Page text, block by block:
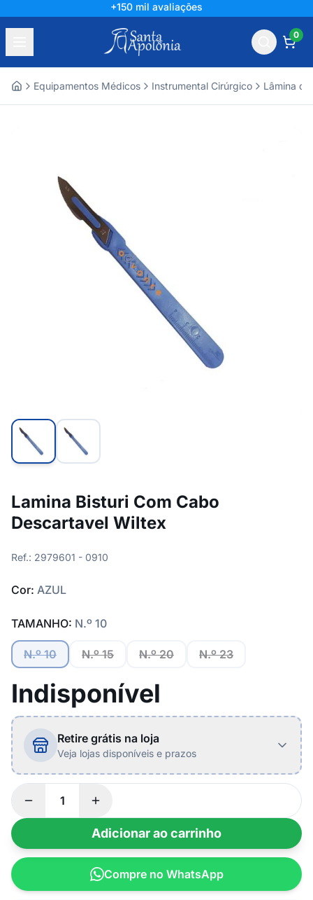
+150 mil avaliações
0
Equipamentos Médicos Instrumental Cirúrgico Lâmina
Lamina Bisturi Com Cabo
Descartavel Wiltex
Ref.: 2979601 - 0910
Cor: AZUL
TAMANHO: N.º 10
N.º 10 N.º 15 N.º 20 N.º 23
Indisponível
Retire grátis na loja
Veja lojas disponíveis e prazos
Adicionar ao carrinho
Compre no WhatsApp